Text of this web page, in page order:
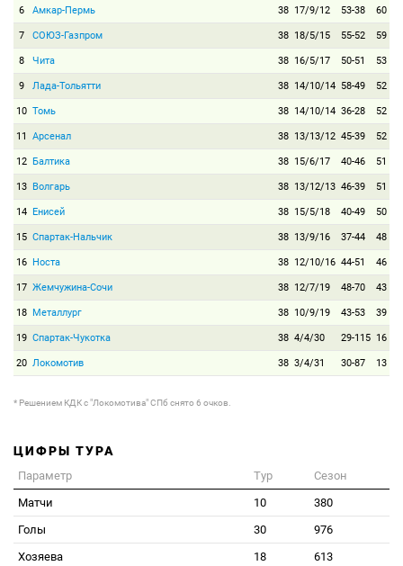
6 Амкар-Пермь 38 17/9/12 53-38 60
7 СОЮЗ-Газпром 38 18/5/15 55-52 59
8 Чита 38 16/5/17 50-51 53
9 Лада-Тольятти 38 14/10/14 58-49 52
10 Томь 38 14/10/14 36-28 52
11 Арсенал 38 13/13/12 45-39 52
12 Балтика 38 15/6/17 40-46 51
13 Волгарь 38 13/12/13 46-39 51
14 Енисей 38 15/5/18 40-49 50
15 Спартак-Нальчик 38 13/9/16 37-44 48
16 Носта 38 12/10/16 44-51 46
17 Жемчужина-Сочи 38 12/7/19 48-70 43
18 Металлург 38 10/9/19 43-53 39
19 Спартак-Чукотка 38 4/4/30 29-115 16
20 Локомотив 38 3/4/31 30-87 13
* Решением КДК с "Локомотива" СПб снято 6 очков.
ЦИФРЫ ТУРА
Параметр Тур
Сезон
Матчи
10
380
Голы
30
976
Хозяева
18
613